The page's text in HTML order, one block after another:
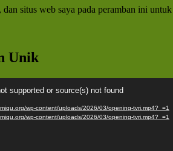
dan situs web saya pada peramban ini
Unik
supported or source(s) not found
wp-content/uploads/2026/03/opening-tvri.mp4?_=1
wp-content/uploads/2026/03/opening-tvri.mp4?_=1